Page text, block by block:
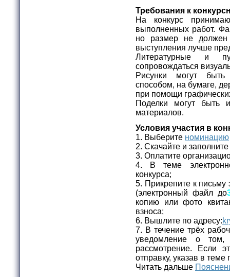
Требования к
На конкурс
выполненных работ.
но размер не
выступления лучше
Литературные и
сопровождаться
Рисунки могут
способом, на бумаге,
при помощи
Поделки могут быть
материалов.
Условия участия в
1. Выберите номинацию
2. Скачайте и заполните
3. Оплатите
4. В теме
конкурса;
5. Прикрепите к письму
(электронный файл до
копию или фото
взноса;
6. Вышлите по адресу:
7. В течение трёх
уведомление о
рассмотрение. Если
отправку, указав в
Читать дальше